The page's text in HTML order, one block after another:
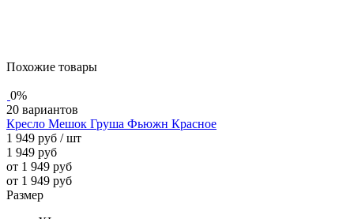
Похожие товары
0%
20 вариантов
Кресло Мешок Груша Фьюжн Красное
1 949 руб / шт
1 949 руб
от 1 949 руб
от 1 949 руб
Размер